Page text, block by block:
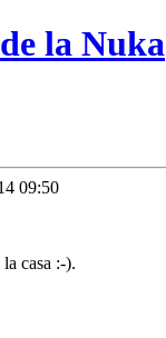
la Nuka
09:50
casa :-).